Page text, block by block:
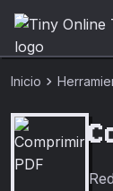
Inicio chevron_right